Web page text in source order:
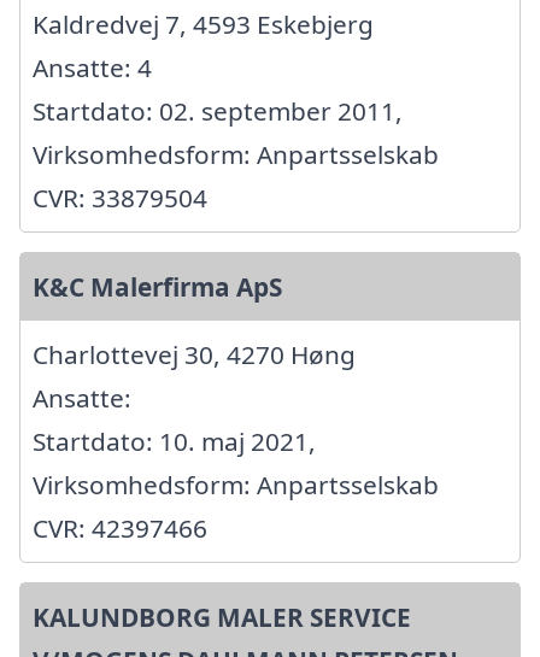
Kaldredvej 7, 4593 Eskebjerg
Ansatte: 4
Startdato: 02. september 2011,
Virksomhedsform: Anpartsselskab
CVR: 33879504
K&C Malerfirma ApS
Charlottevej 30, 4270 Høng
Ansatte:
Startdato: 10. maj 2021,
Virksomhedsform: Anpartsselskab
CVR: 42397466
KALUNDBORG MALER SERVICE